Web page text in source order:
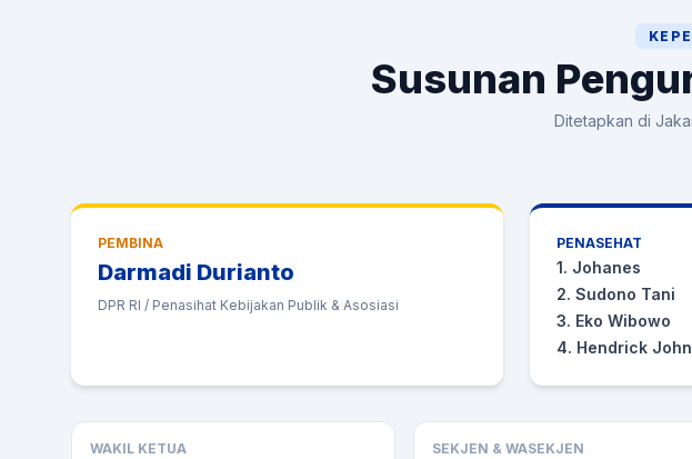
Susunan
Ditetapkan di
PEMBINA
Darmadi Durianto
DPR RI / Penasihat Kebijakan Publik & Asosiasi
PENASEHAT
1. Johanes
2. Sudono Tani
3. Eko Wibowo
4. Hendrick
WAKIL KETUA SEKJEN & WASEKJEN